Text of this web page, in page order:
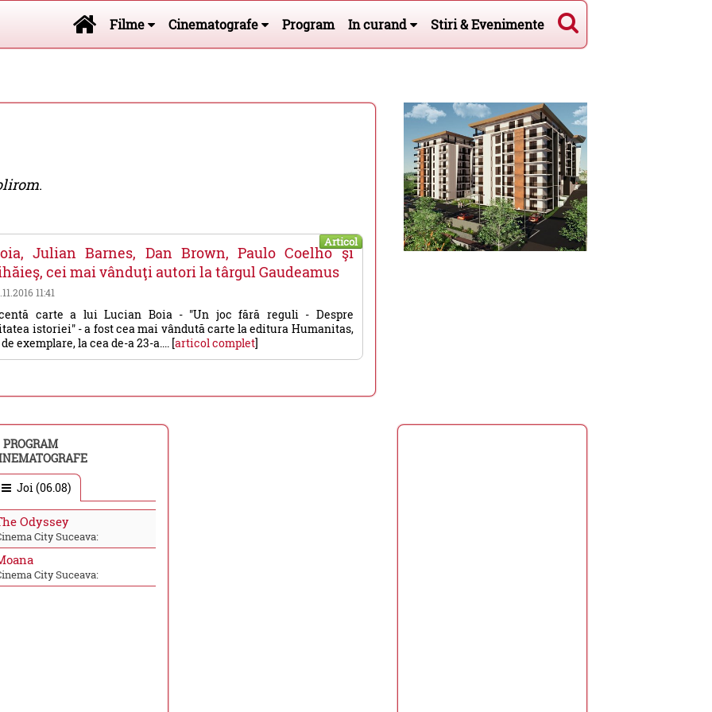
Filme Cinematografe Program In curand Stiri & Evenimente
.
Articol
Julian Barnes, Dan Brown, Paulo Coelho şi
cei mai vânduţi autori la târgul Gaudeamus
11:41
carte a lui Lucian Boia - "Un joc fără reguli - Despre
istoriei" - a fost cea mai vândută carte la editura Humanitas,
exemplare, la cea de-a 23-a.... [articol complet]
PROGRAM
Joi (06.08)
Odyssey
City Suceava:
City Suceava: